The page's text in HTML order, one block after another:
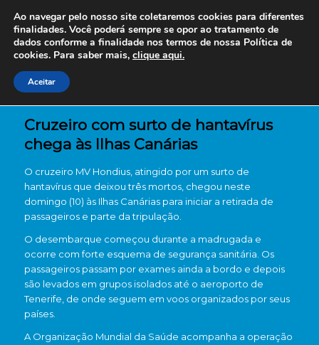
Cruzeiro com surto de hantavírus
chega às Ilhas Canárias
O cruzeiro MV Hondius, atingido por um surto de
hantavírus que deixou três mortos, chegou neste
domingo (10) às Ilhas Canáriaspara iniciar a retirada de
passageiros e parte da tripulação.
O desembarque começou durante a madrugada e
ocorre com forte esquema de segurança sanitária. Os
passageiros passam por exames ainda a bordo e depois
são levados em grupos isolados até o aeroporto de
Tenerife, de onde seguem em voos organizados por seus
países.
A Organização Mundial da Saúde acompanha a operação
Ao navegar pelo nosso site coletaremos cookies para diferentes
finalidades. Você poderá sempre se opor ao tratamento de
dados conforme a finalidade nos termos de nossa Política de
cookies. Para saber mais, clique aqui.
Aceitar